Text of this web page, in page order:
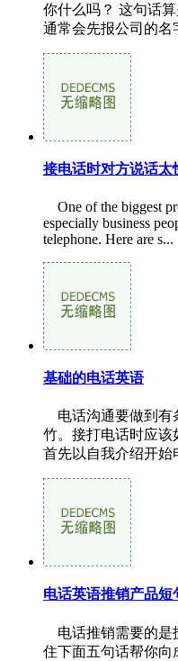
你什么吗？ 这句话
通常会先报公司的名
接电话时对方说话太
One of the biggest
especially business
telephone. Here are s...
基础的电话英语
电话沟通要做到有
竹。接打电话时应该
首先以自我介绍开始
电话英语推销产品短
电话推销需要的是
住下面五句话帮你向